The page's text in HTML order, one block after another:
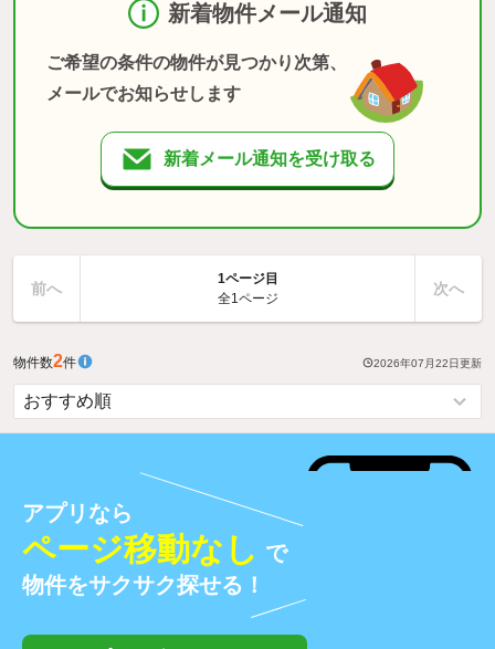
新着物件メール通知
ご希望の条件の物件が見つかり次第、
メールでお知らせします
新着メール通知を受け取る
前へ
1ページ目
全1ページ
次へ
物件数2件 2026年07月22日更新
アプリなら
ページ移動なし で
物件をサクサク探せる！